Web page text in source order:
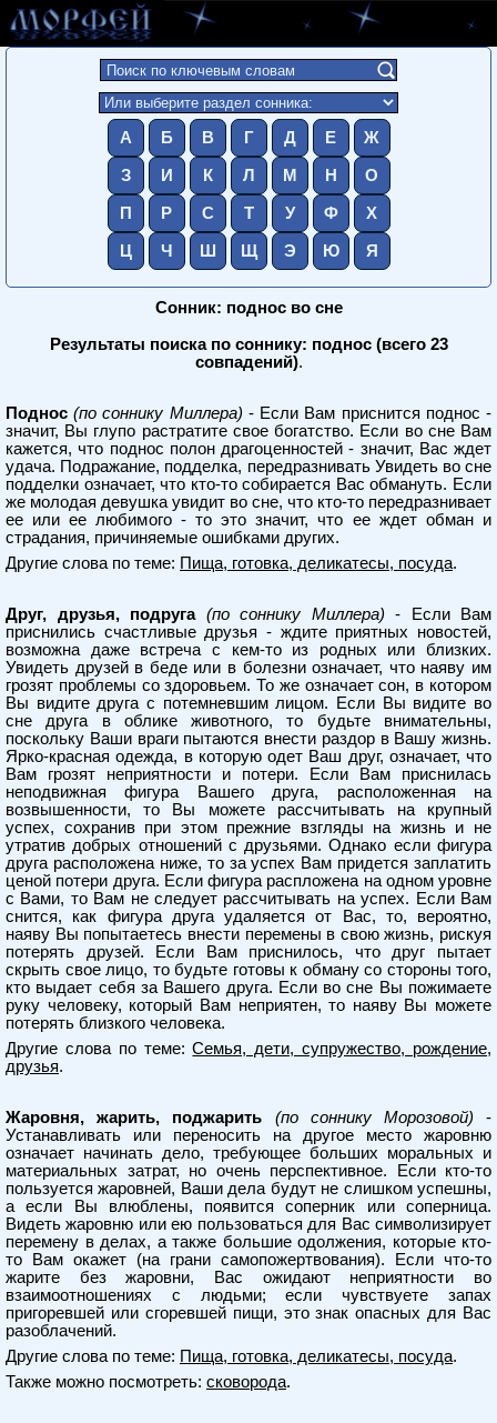
А Б В Г Д Е Ж
З И К Л М Н О
П Р С Т У Ф Х
Ц Ч Ш Щ Э Ю Я
Сонник: поднос во сне
Результаты поиска по соннику: поднос (всего 23
совпадений).
Поднос (по соннику Миллера) - Если Вам приснится поднос -
значит, Вы глупо растратите свое богатство. Если во сне Вам
кажется, что поднос полон драгоценностей - значит, Вас ждет
удача. Подражание, подделка, передразнивать Увидеть во сне
подделки означает, что кто-то собирается Вас обмануть. Если
же молодая девушка увидит во сне, что кто-то передразнивает
ее или ее любимого - то это значит, что ее ждет обман и
страдания, причиняемые ошибками других.
Другие слова по теме: Пища, готовка, деликатесы, посуда.
Друг, друзья, подруга (по соннику Миллера) - Если Вам
приснились счастливые друзья - ждите приятных новостей,
возможна даже встреча с кем-то из родных или близких.
Увидеть друзей в беде или в болезни означает, что наяву им
грозят проблемы со здоровьем. То же означает сон, в котором
Вы видите друга с потемневшим лицом. Если Вы видите во
сне друга в облике животного, то будьте внимательны,
поскольку Ваши враги пытаются внести раздор в Вашу жизнь.
Ярко-красная одежда, в которую одет Ваш друг, означает, что
Вам грозят неприятности и потери. Если Вам приснилась
неподвижная фигура Вашего друга, расположенная на
возвышенности, то Вы можете рассчитывать на крупный
успех, сохранив при этом прежние взгляды на жизнь и не
утратив добрых отношений с друзьями. Однако если фигура
друга расположена ниже, то за успех Вам придется заплатить
ценой потери друга. Если фигура распложена на одном уровне
с Вами, то Вам не следует рассчитывать на успех. Если Вам
снится, как фигура друга удаляется от Вас, то, вероятно,
наяву Вы попытаетесь внести перемены в свою жизнь, рискуя
потерять друзей. Если Вам приснилось, что друг пытает
скрыть свое лицо, то будьте готовы к обману со стороны того,
кто выдает себя за Вашего друга. Если во сне Вы пожимаете
руку человеку, который Вам неприятен, то наяву Вы можете
потерять близкого человека.
Другие слова по теме:Семья, дети, супружество, рождение,
друзья.
Жаровня, жарить, поджарить (по соннику Морозовой) -
Устанавливать или переносить на другое место жаровню
означает начинать дело, требующее больших моральных и
материальных затрат, но очень перспективное. Если кто-то
пользуется жаровней, Ваши дела будут не слишком успешны,
а если Вы влюблены, появится соперник или соперница.
Видеть жаровню или ею пользоваться для Вас символизирует
перемену в делах, а также большие одолжения, которые кто-
то Вам окажет (на грани самопожертвования). Если что-то
жарите без жаровни, Вас ожидают неприятности во
взаимоотношениях с людьми; если чувствуете запах
пригоревшей или сгоревшей пищи, это знак опасных для Вас
разоблачений.
Другие слова по теме: Пища, готовка, деликатесы, посуда.
Также можно посмотреть: сковорода.